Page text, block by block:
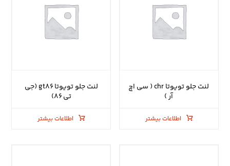
لنت جلو تویوتا chr ( سی اچ
آر )
اطلاعات بیشتر
لنت جلو تویوتا gt۸۶ (جی
تی ۸۶)
اطلاعات بیشتر